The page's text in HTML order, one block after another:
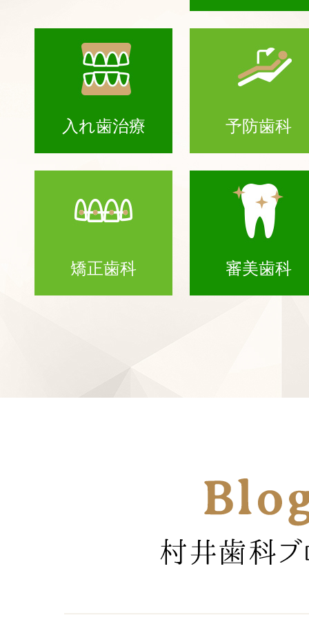
入れ歯治療 予防歯科
矯正歯科 審美歯科